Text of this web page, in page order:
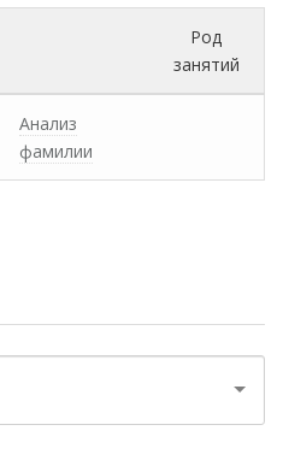
Род
занятий
Анализ
фамилии